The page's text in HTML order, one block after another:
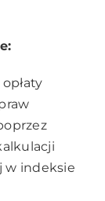
w indeksie